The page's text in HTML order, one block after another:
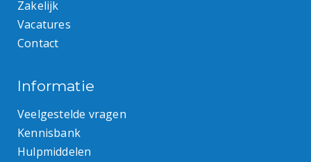
Zakelijk
Vacatures
Contact
Informatie
Veelgestelde vragen
Kennisbank
Hulpmiddelen